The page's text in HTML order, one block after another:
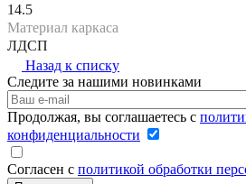
14.5
Материал каркаса
ЛДСП
Назад к списку
Следите за нашими новинками
Продолжая, вы соглашаетесь с
конфиденциальности
Согласен с политикой обработки